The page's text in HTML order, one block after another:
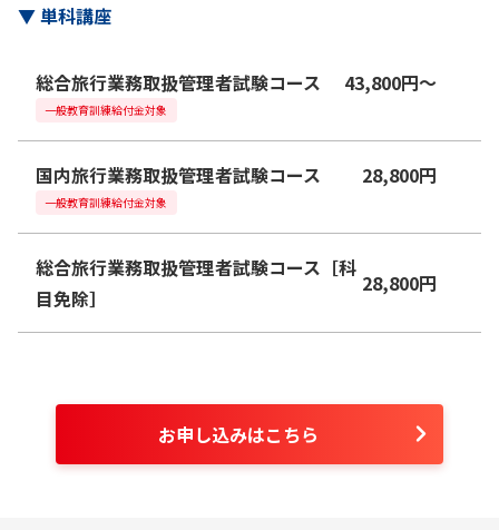
▼単科講座
総合旅行業務取扱管理者試験コース 43,800円〜
一般教育訓練給付金対象
国内旅行業務取扱管理者試験コース 28,800円
一般教育訓練給付金対象
総合旅行業務取扱管理者試験コース［科
目免除］
28,800円
お申し込みはこちら